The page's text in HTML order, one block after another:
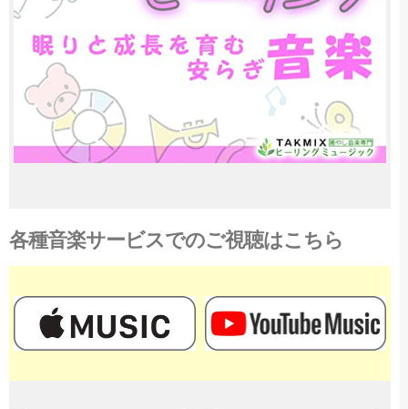
各種音楽サービスでのご視聴はこちら